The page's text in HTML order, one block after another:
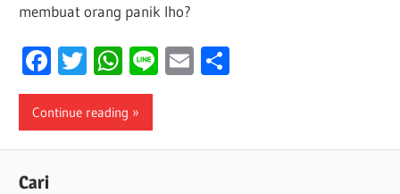
membuat orang panik lho?
Facebook
Twitter
WhatsApp
LineEmail
Continue reading
Cari